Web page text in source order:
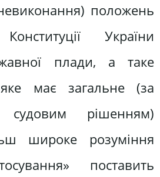
положень
України
плади, а таке
яке має загальне (за
рішенням)
широке розуміння
поставить